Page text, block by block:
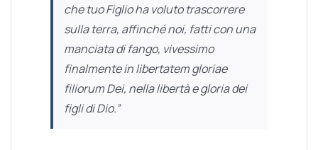
che tuo Figlio ha voluto trascorrere
sulla terra, affinché noi, fatti con una
manciata di fango, vivessimo
finalmentein libertatem gloriae
filiorum Dei, nella libertà e gloria dei
figli di Dio.”